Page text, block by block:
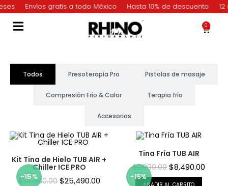
Envíos gratis a todo México Hasta 10% de descuento 12
0
Todos Presoterapia Pro Pistolas de masaje
Compresión Frío & Calor Terapia frío
Accesorios
¡OFERT
Kit Tina de Hielo TUB AIR +
Chiller ICE PRO
$
34,980.00 $25,490.00 -15%
Tina Fría TUB AIR
$9,990.00 $8,490.00